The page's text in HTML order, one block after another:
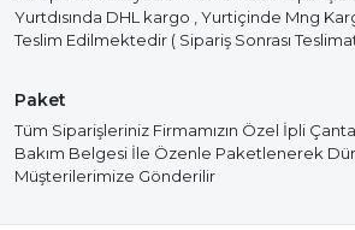
Yurtdısında DHL kargo , Yurtiçinde Mng
Teslim Edilmektedir ( Sipariş Sonrası
Paket
Tüm Siparişleriniz Firmamızın Özel İpli
Bakım Belgesi İle Özenle Paketlenerek
Müşterilerimize Gönderilir